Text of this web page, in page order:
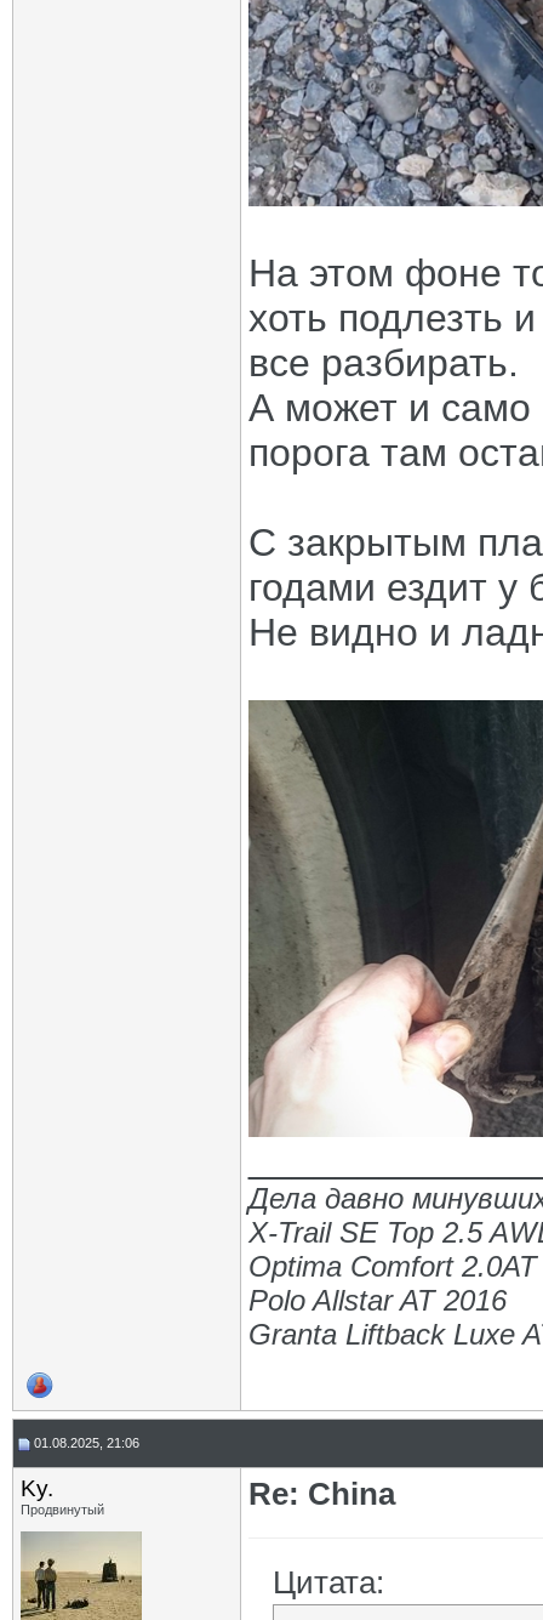
На этом фоне
хоть подлезть
все разбирать.
А может и само
порога там
С закрытым
годами ездит у
Не видно и
Дела давно
X-Trail SE Top 2.5
Optima Comfort
Polo Allstar AT 2016
Granta Liftback Luxe
01.08.2025, 21:06
Ky.
Продвинутый Re: China
Цитата: